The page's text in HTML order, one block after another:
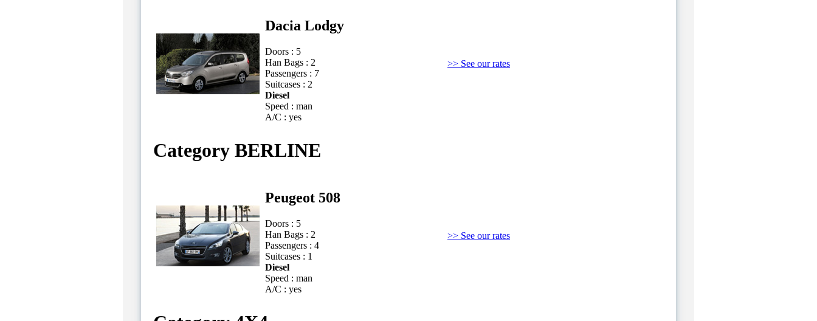
Dacia Lodgy
Doors : 5
Han Bags : 2
Passengers : 7
Suitcases : 2
Diesel
Speed : man
A/C : yes
>> See our rates
Category BERLINE
Peugeot 508
Doors : 5
Han Bags : 2
Passengers : 4
Suitcases : 1
Diesel
Speed : man
A/C : yes
>> See our rates